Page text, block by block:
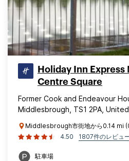
Holiday Inn
Centre Square
Former Cook and Endeavour
Middlesbrough, TS1 2PA,
Middlesbrough市街地から0.14 mi
4.50
1807件のレビュ
駐車場